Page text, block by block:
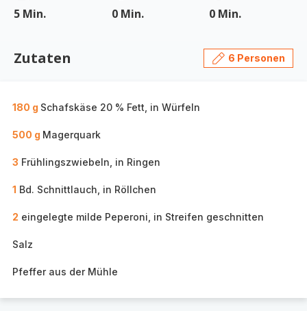
5 Min. 0 Min. 0 Min.
Zutaten 6 Personen
180 g Schafskäse 20 % Fett, in Würfeln
500 g Magerquark
3 Frühlingszwiebeln, in Ringen
1 Bd. Schnittlauch, in Röllchen
2 eingelegte milde Peperoni, in Streifen geschnitten
Salz
Pfeffer aus der Mühle